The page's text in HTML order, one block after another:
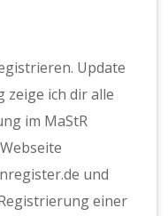
Update
zeige ich dir alle
im MaStR
und
einer